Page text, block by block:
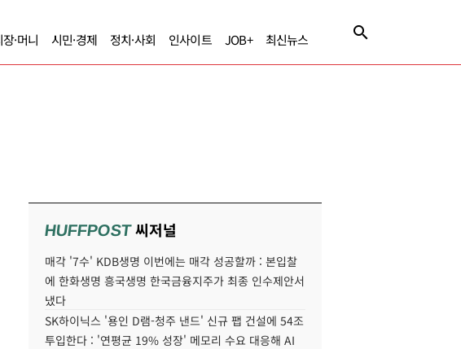
·머니 시민·경제 정치·사회 인사이트 JOB+ 최신뉴스
HUFFPOST씨저널
매각 '7수' KDB생명 이번에는 매각 성공할까 : 본입찰
에 한화생명 흥국생명 한국금융지주가 최종 인수제안서
냈다
SK하이닉스 '용인 D램-청주 낸드' 신규 팹 건설에 54조
투입한다 : '연평균 19% 성장' 메모리 수요 대응해 AI